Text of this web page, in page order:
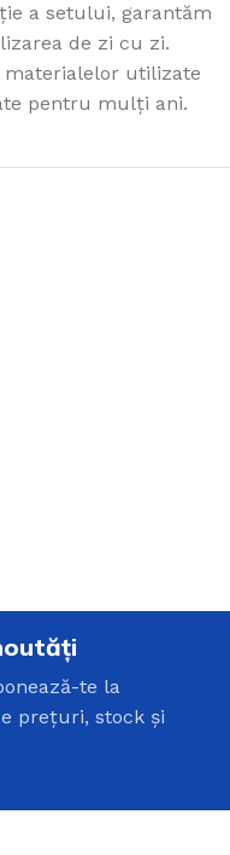
a setului, garantăm
de zi cu zi.
materialelor utilizate
pentru mulți ani.
te la
prețuri, stock și